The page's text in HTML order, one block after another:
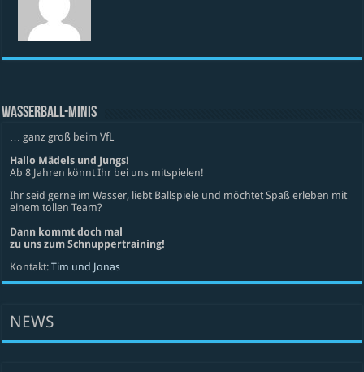
WASSERBALL-MINIS
… ganz groß beim VfL
Hallo Mädels und Jungs!
Ab 8 Jahren könnt Ihr bei uns mitspielen!
Ihr seid gerne im Wasser, liebt Ballspiele und möchtet Spaß erleben mit
einem tollen Team?
Dann kommt doch mal
zu uns zum Schnuppertraining!
Kontakt:Tim und Jonas
NEWS